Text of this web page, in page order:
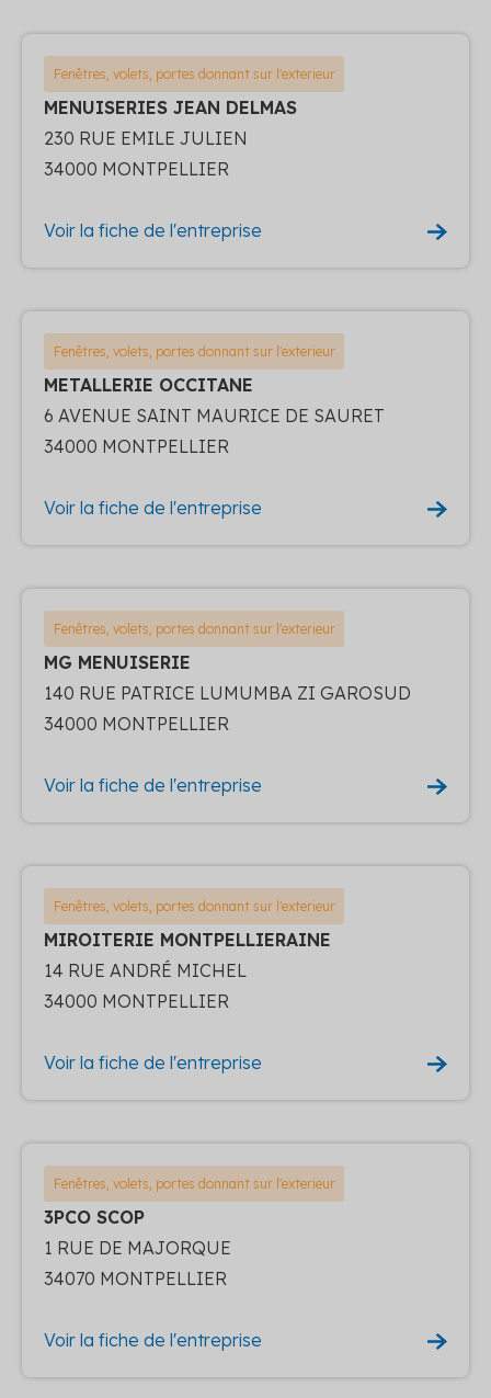
Fenêtres, volets, portes donnant sur l'exterieur
MENUISERIES JEAN DELMAS
230 RUE EMILE JULIEN
34000 MONTPELLIER
Voir la fiche de l'entreprise
Fenêtres, volets, portes donnant sur l'exterieur
METALLERIE OCCITANE
6 AVENUE SAINT MAURICE DE SAURET
34000 MONTPELLIER
Voir la fiche de l'entreprise
Fenêtres, volets, portes donnant sur l'exterieur
MG MENUISERIE
140 RUE PATRICE LUMUMBA ZI GAROSUD
34000 MONTPELLIER
Voir la fiche de l'entreprise
Fenêtres, volets, portes donnant sur l'exterieur
MIROITERIE MONTPELLIERAINE
14 RUE ANDRÉ MICHEL
34000 MONTPELLIER
Voir la fiche de l'entreprise
Fenêtres, volets, portes donnant sur l'exterieur
3PCO SCOP
1 RUE DE MAJORQUE
34070 MONTPELLIER
Voir la fiche de l'entreprise